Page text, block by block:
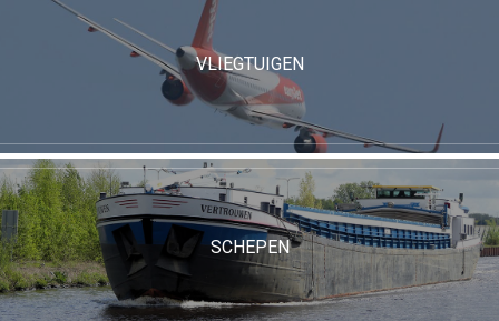
VLIEGTUIGEN
SCHEPEN